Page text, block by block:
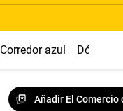
Corredor azul Dólar
Añadir El